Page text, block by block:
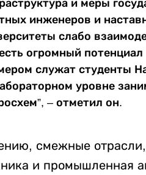
и меры
инженеров и
слабо
огромный
служат студенты
уровне
– отметил он.
смежные
и промышленная